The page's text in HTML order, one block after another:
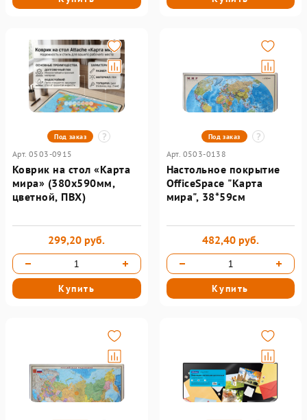
Под заказ
Арт. 0503-0915
Коврик на стол «Карта
мира» (380х590мм,
цветной, ПВХ)
299,20 руб.
Купить
Под заказ
Арт. 0503-0138
Настольное покрытие
OfficeSpace "Карта
мира", 38*59см
482,40 руб.
Купить